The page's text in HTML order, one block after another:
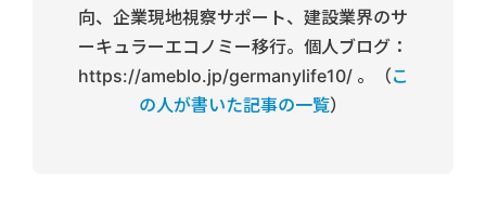
向、企業現地視察サポート、建設業界のサ
ーキュラーエコノミー移行。個人ブログ：
https://ameblo.jp/germanylife10/ 。（こ
の人が書いた記事の一覧）